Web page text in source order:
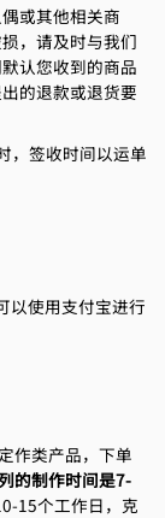
或其他相关商
，请及时与我们
认您收到的商品
的退款或退货要
，签收时间以运单
以使用支付宝进行
作类产品，下单
的制作时间是7-
15个工作日，克